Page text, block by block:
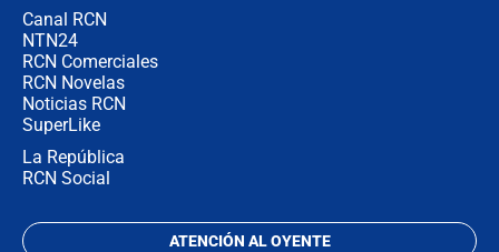
Canal RCN
NTN24
RCN Comerciales
RCN Novelas
Noticias RCN
SuperLike
La República
RCN Social
ATENCIÓN AL OYENTE